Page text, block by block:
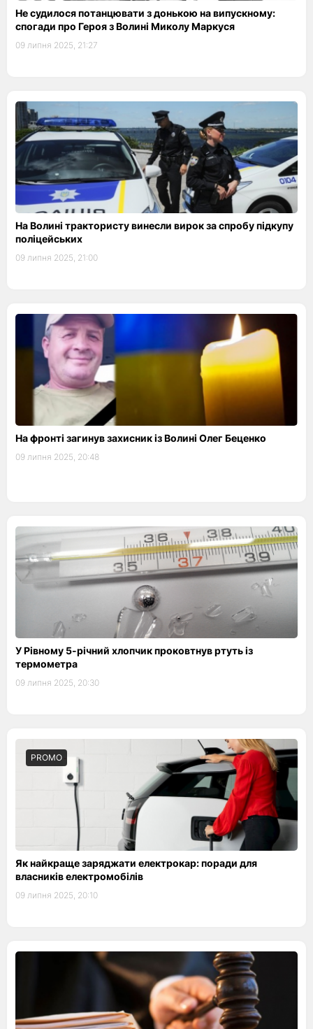
Не судилося потанцювати з донькою на випускному:
спогади про Героя з Волині Миколу Маркуся
09 липня 2025, 21:27
На Волині трактористу винесли вирок за спробу підкупу
поліцейських
09 липня 2025, 21:00
На фронті загинув захисник із Волині Олег Беценко
09 липня 2025, 20:48
У Рівному 5-річний хлопчик проковтнув ртуть із
термометра
09 липня 2025, 20:30
PROMO
Як найкраще заряджати електрокар: поради для
власників електромобілів
09 липня 2025, 20:10